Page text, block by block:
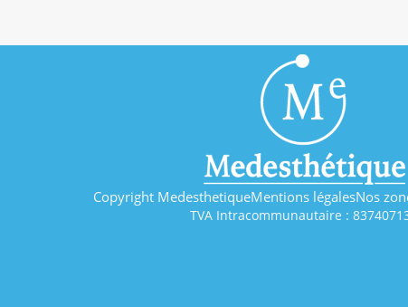
Copyright MedesthetiqueMentions légalesNos
TVA Intracommunautaire :